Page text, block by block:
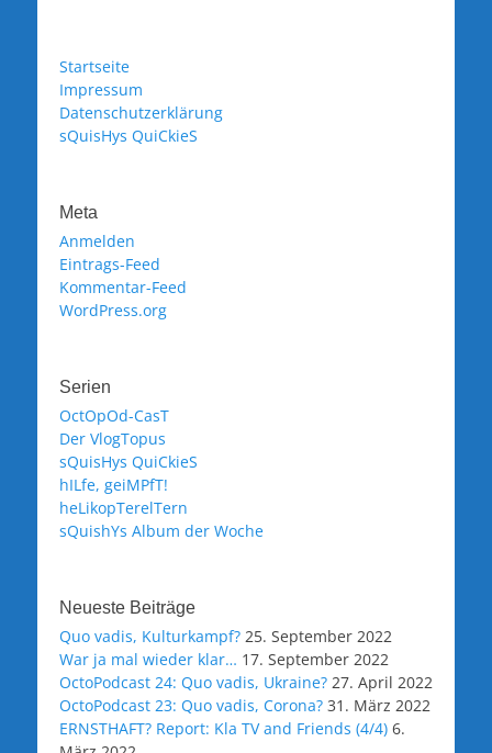
Startseite
Impressum
Datenschutzerklärung
sQuisHys QuiCkieS
Meta
Anmelden
Eintrags-Feed
Kommentar-Feed
WordPress.org
Serien
OctOpOd-CasT
Der VlogTopus
sQuisHys QuiCkieS
hILfe, geiMPfT!
heLikopTerelTern
sQuishYs Album der Woche
Neueste Beiträge
Quo vadis, Kulturkampf? 25. September 2022
War ja mal wieder klar… 17. September 2022
OctoPodcast 24: Quo vadis, Ukraine? 27. April 2022
OctoPodcast 23: Quo vadis, Corona? 31. März 2022
ERNSTHAFT? Report: Kla TV and Friends (4/4) 6.